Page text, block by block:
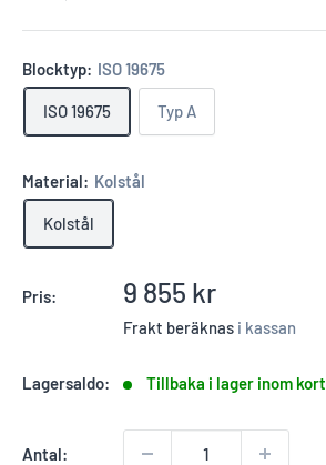
Blocktyp: ISO 19675
ISO 19675 Typ A
Material: Kolstål
Kolstål
Pris: Reapris
9 855 kr
Frakt beräknas i kassan
Lagersaldo: Tillbaka i lager inom kort
Antal: